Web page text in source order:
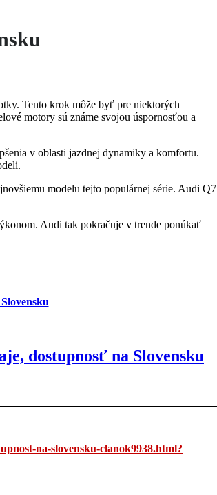
Tento krok môže byť pre niektorých
motory sú známe svojou úspornosťou a
v oblasti jazdnej dynamiky a komfortu.
modelu tejto populárnej série. Audi Q7
Audi tak pokračuje v trende ponúkať
dostupnosť na Slovensku
na-slovensku-clanok9938.html?